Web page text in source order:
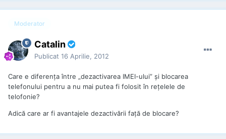
Moderator
Catalin
Publicat 16 Aprilie, 2012
Care e diferența între „dezactivarea IMEI-ului” și blocarea
telefonului pentru a nu mai putea fi folosit în rețelele de
telofonie?
Adică care ar fi avantajele dezactivării față de blocare?